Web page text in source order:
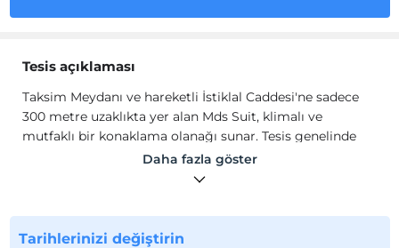
Tesis açıklaması
Taksim Meydanı ve hareketli İstiklal Caddesi'ne sadece
300 metre uzaklıkta yer alan Mds Suit, klimalı ve
mutfaklı bir konaklama olanağı sunar. Tesis genelinde
ücretsiz Wi-Fi erişimi mevcuttur. Suit Mds'nin
dairelerinde düz ekran TV'nin yanı sıra ocak, buzdolabı,
tam donanımlı mutfak bulunmaktadır. Özel banyolarda
ise duş ve saç kurutma makinesi yer alır.
Daha fazla göster
Tarihlerinizi değiştirin